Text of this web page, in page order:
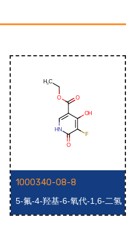
1000340-08-8
5-氟-4-羟基-6-氧代-1,6-二氢
吡啶-3-羧酸乙酯